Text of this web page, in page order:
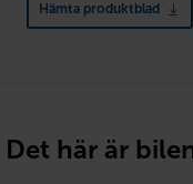
Hämta produktblad
Det här är